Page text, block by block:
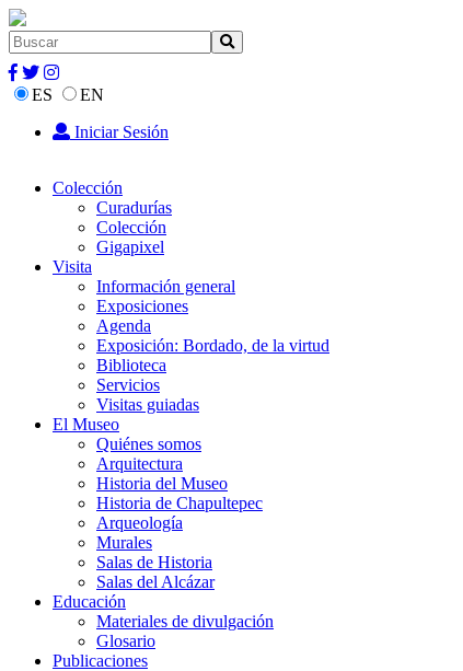
ES
EN
Iniciar Sesión
Colección
Curadurías
Colección
Gigapixel
Visita
Información general
Exposiciones
Agenda
Exposición: Bordado, de la virtud
Biblioteca
Servicios
Visitas guiadas
El Museo
Quiénes somos
Arquitectura
Historia del Museo
Historia de Chapultepec
Arqueología
Murales
Salas de Historia
Salas del Alcázar
Educación
Materiales de divulgación
Glosario
Publicaciones